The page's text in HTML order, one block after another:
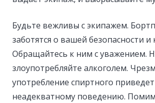
Будьте вежливы с экипажем.
заботятся о вашей безопасности
Обращайтесь к ним с уважением.
злоупотребляйте алкоголем.
употребление спиртного
неадекватному поведению.